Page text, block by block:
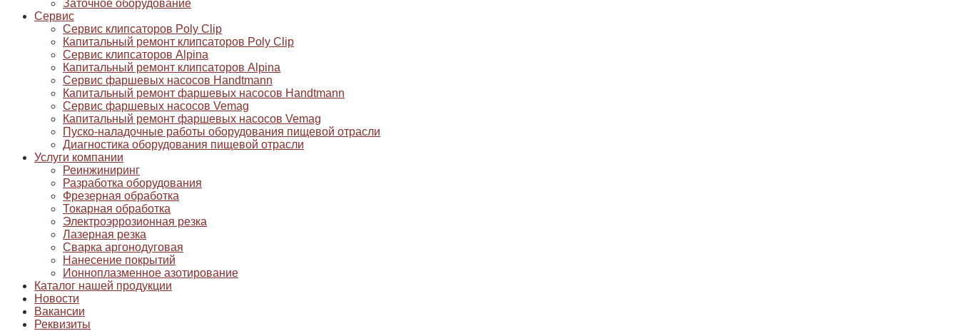
Заточное оборудование
Сервис
Сервис клипсаторов Poly Clip
Капитальный ремонт клипсаторов Poly Clip
Сервис клипсаторов Alpina
Капитальный ремонт клипсаторов Alpina
Сервис фаршевых насосов Handtmann
Капитальный ремонт фаршевых насосов Handtmann
Сервис фаршевых насосов Vemag
Капитальный ремонт фаршевых насосов Vemag
Пуско-наладочные работы оборудования пищевой отрасли
Диагностика оборудования пищевой отрасли
Услуги компании
Реинжиниринг
Разработка оборудования
Фрезерная обработка
Токарная обработка
Электроэррозионная резка
Лазерная резка
Сварка аргонодуговая
Нанесение покрытий
Ионноплазменное азотирование
Каталог нашей продукции
Новости
Вакансии
Реквизиты